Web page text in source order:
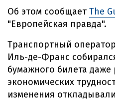
Об этом сообщает The
"Европейская правда".
Транспортный
Иль-де-Франс
бумажного билета
экономических
изменения